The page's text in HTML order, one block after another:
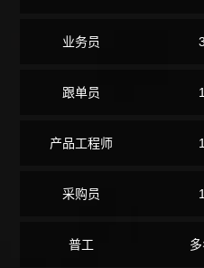
业务员 3
跟单员
产品工程师
采购员
普工